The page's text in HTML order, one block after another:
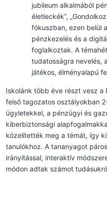
jubileum alkalmából
életleckék”,
fókuszban, ezen belül
pénzkezelés és a
foglalkoztak. A
tudatosságra nevelés,
játékos, élményalapú
Iskolánk több éve részt vesz a
felső tagozatos osztályokban
ügyletekkel, a pénzügyi és
kiberbiztonsági
közelítették meg a témát, így
tanulókhoz. A tananyagot
irányítással, interaktív
módon adtak számot